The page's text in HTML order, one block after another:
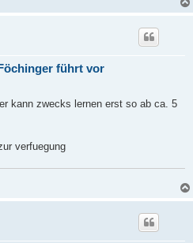
führt vor
kann zwecks lernen erst so ab ca. 5
verfuegung